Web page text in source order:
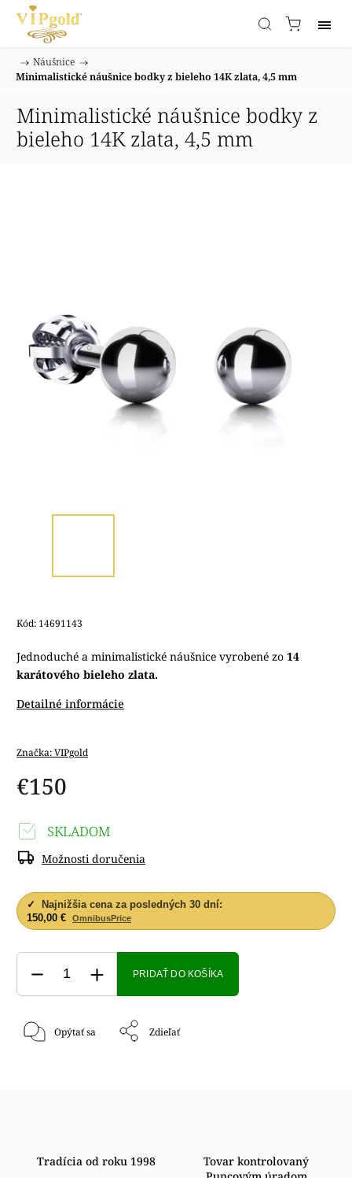
Domov
/ Náušnice /
Minimalistické náušnice bodky z bieleho 14K zlata, 4,5 mm
Minimalistické náušnice bodky z
bieleho 14K zlata, 4,5 mm
Kód: 14691143
Jednoduché a minimalistické náušnice vyrobené zo 14
karátového bieleho zlata.
Detailné informácie
Značka:VIPgold
€150
SKLADOM
Možnosti doručenia
✓
Najnižšia cena za posledných 30 dní:
150,00 €
OmnibusPrice
PRIDAŤ DO KOŠÍKA
Opýtať sa Zdieľať
Tradícia od roku 1998
Tovar kontrolovaný